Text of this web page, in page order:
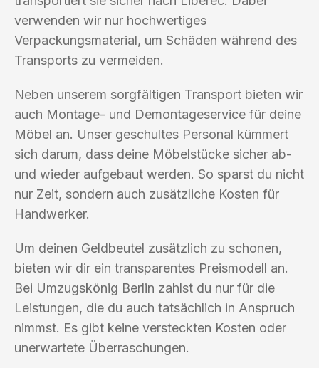
verwenden wir nur hochwertiges
Verpackungsmaterial, um Schäden während des
Transports zu vermeiden.
Neben unserem sorgfältigen Transport bieten wir
auch Montage- und Demontageservice für deine
Möbel an. Unser geschultes Personal kümmert
sich darum, dass deine Möbelstücke sicher ab-
und wieder aufgebaut werden. So sparst du nicht
nur Zeit, sondern auch zusätzliche Kosten für
Handwerker.
Um deinen Geldbeutel zusätzlich zu schonen,
bieten wir dir ein transparentes Preismodell an.
Bei Umzugskönig Berlin zahlst du nur für die
Leistungen, die du auch tatsächlich in Anspruch
nimmst. Es gibt keine versteckten Kosten oder
unerwartete Überraschungen.